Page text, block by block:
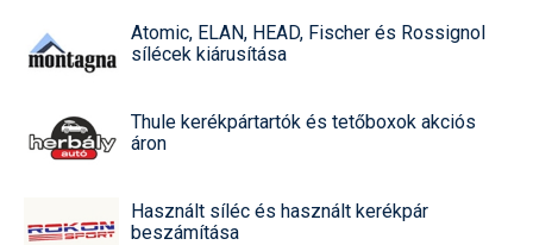
Atomic, ELAN, HEAD, Fischer és Rossignol
sílécek kiárusítása
Thule kerékpártartók és tetőboxok akciós
áron
Használt síléc és használt kerékpár
beszámítása